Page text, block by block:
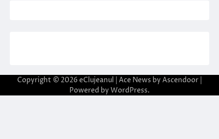
Copyright © 2026 eClujeanul | Ace News by Ascendoor
Powered by WordPress.